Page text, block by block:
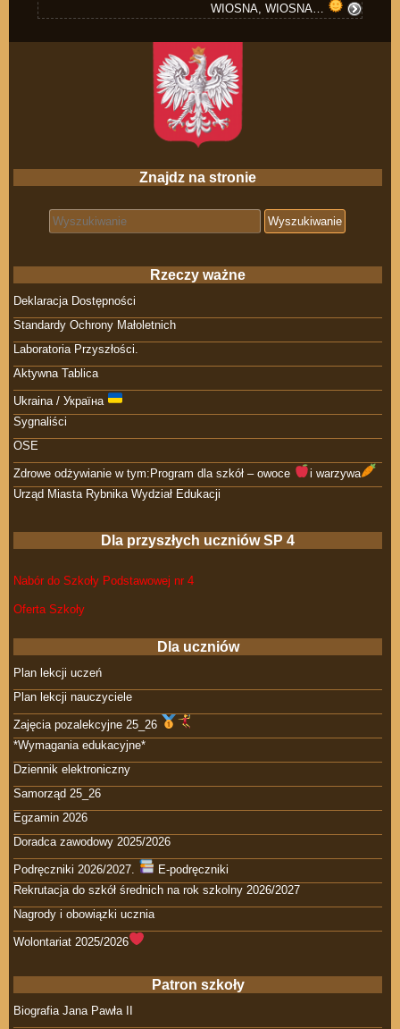
WIOSNA, WIOSNA…
Znajdz na stronie
Search for:
Rzeczy ważne
Deklaracja Dostępności
Standardy Ochrony Małoletnich
Laboratoria Przyszłości.
Aktywna Tablica
Ukraina / Україна
Sygnaliści
OSE
Zdrowe odżywianie w tym:Program dla szkół – owoce
i warzywa
Urząd Miasta Rybnika Wydział Edukacji
Dla przyszłych uczniów SP 4
Nabór do Szkoły Podstawowej nr 4
Oferta Szkoły
Dla uczniów
Plan lekcji uczeń
Plan lekcji nauczyciele
Zajęcia pozalekcyjne 25_26
*Wymagania edukacyjne*
Dziennik elektroniczny
Samorząd 25_26
Egzamin 2026
Doradca zawodowy 2025/2026
Podręczniki 2026/2027.
E-podręczniki
Rekrutacja do szkół średnich na rok szkolny 2026/2027
Nagrody i obowiązki ucznia
Wolontariat 2025/2026
Patron szkoły
Biografia Jana Pawła II